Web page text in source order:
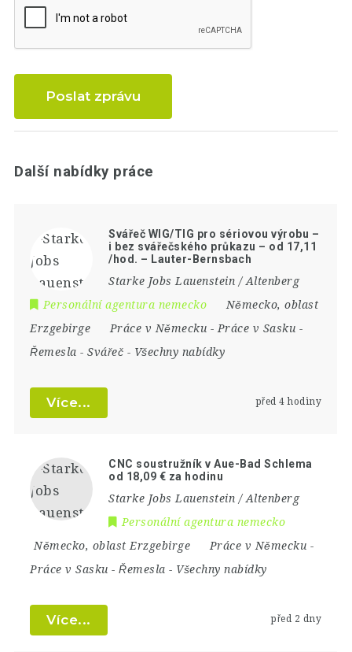
Poslat zprávu
Další nabídky práce
Svářeč WIG/TIG pro sériovou výrobu –
i bez svářečského průkazu – od 17,11
/hod. – Lauter-Bernsbach
Starke Jobs Lauenstein / Altenberg
Personální agentura nemecko
Německo,oblast
Erzgebirge
Práce v Německu -Práce v Sasku -
Řemesla -Svářeč - Všechny nabídky
Více... před 4 hodiny
CNC soustružník v Aue-Bad Schlema
od 18,09 € za hodinu
Starke Jobs Lauenstein / Altenberg
Personální agentura nemecko
Německo, oblast Erzgebirge Práce v Německu -
Práce v Sasku -Řemesla - Všechny nabídky
Více... před 2 dny